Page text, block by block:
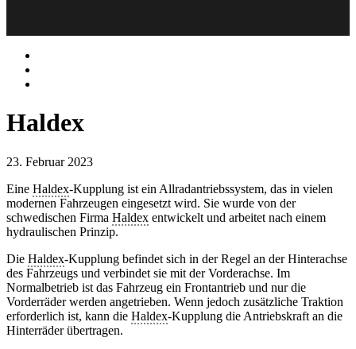
Haldex
23. Februar 2023
Eine Haldex-Kupplung ist ein Allradantriebssystem, das in vielen
modernen Fahrzeugen eingesetzt wird. Sie wurde von der
schwedischen Firma Haldex entwickelt und arbeitet nach einem
hydraulischen Prinzip.
Die Haldex-Kupplung befindet sich in der Regel an der Hinterachse
des Fahrzeugs und verbindet sie mit der Vorderachse. Im
Normalbetrieb ist das Fahrzeug ein Frontantrieb und nur die
Vorderräder werden angetrieben. Wenn jedoch zusätzliche Traktion
erforderlich ist, kann die Haldex-Kupplung die Antriebskraft an die
Hinterräder übertragen.